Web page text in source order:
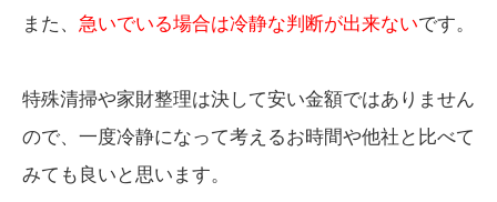
また、 急いでいる場合は冷静な判断が出来ないです。
特殊清掃や家財整理は決して安い金額ではありません
ので、一度冷静になって考えるお時間や他社と比べて
みても良いと思います。